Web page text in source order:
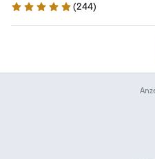
5 Sterne
(244)